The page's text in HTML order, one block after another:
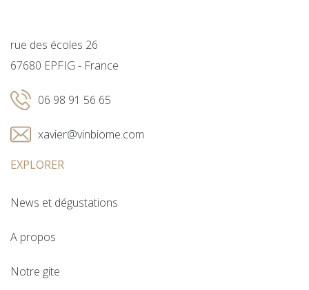
rue des écoles 26
67680 EPFIG - France
06 98 91 56 65
xavier@vinbiome.com
EXPLORER
News et dégustations
A propos
Notre gite